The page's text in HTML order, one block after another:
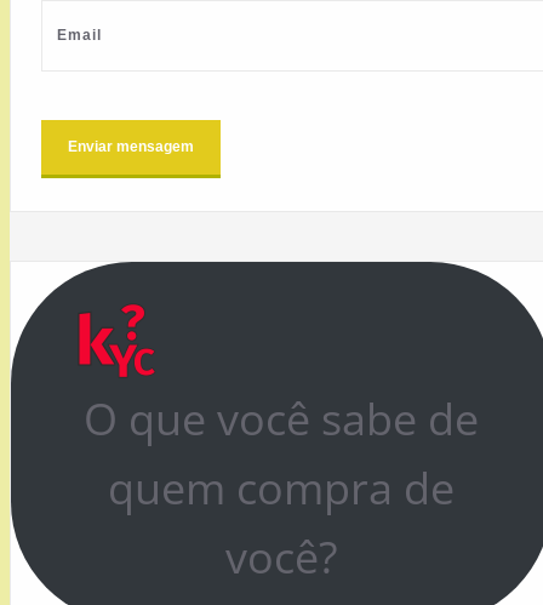
O que você sabe de
quem compra de
você?